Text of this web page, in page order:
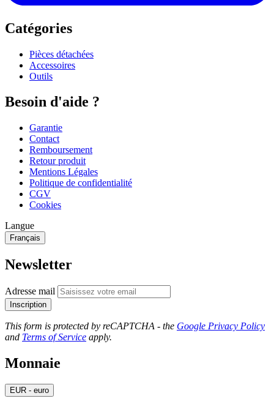
Catégories
Pièces détachées
Accessoires
Outils
Besoin d'aide ?
Garantie
Contact
Remboursement
Retour produit
Mentions Légales
Politique de confidentialité
CGV
Cookies
Langue
Français
Newsletter
Adresse mail
Inscription
This form is protected by reCAPTCHA - the Google Privacy Policy
and Terms of Service apply.
Monnaie
EUR - euro